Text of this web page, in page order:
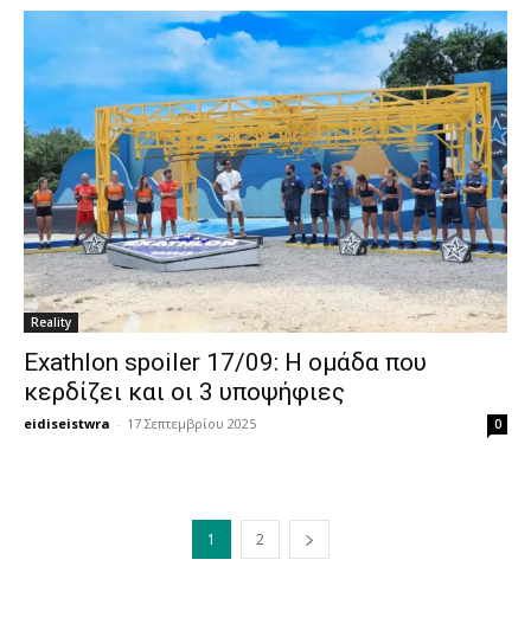
Reality
Exathlon spoiler 17/09: Η ομάδα που
κερδίζει και οι 3 υποψήφιες
eidiseistwra - 17 Σεπτεμβρίου 2025 0
1 2